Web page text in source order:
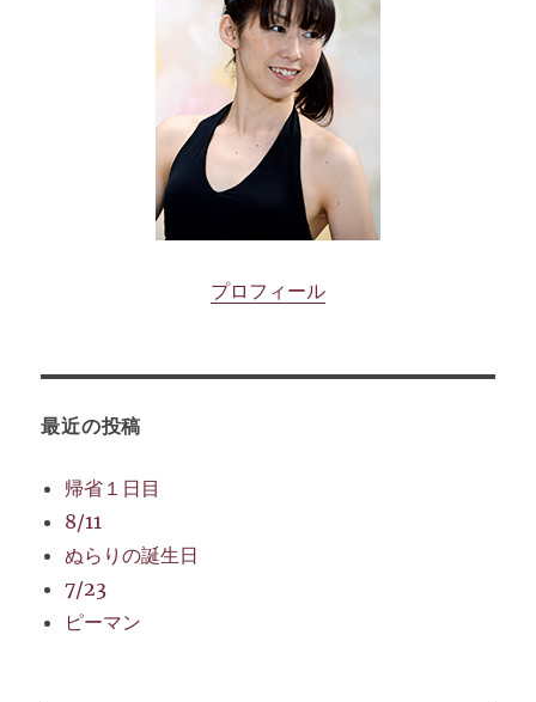
プロフィール
最近の投稿
帰省１日目
8/11
ぬらりの誕生日
7/23
ピーマン